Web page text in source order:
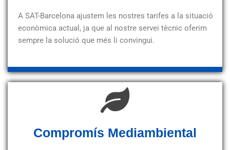
A SAT-Barcelona ajustem les nostres tarifes a la situació
econòmica actual, ja que al nostre servei tècnic oferim
sempre la solució que més li convingui.
Compromís Mediambiental